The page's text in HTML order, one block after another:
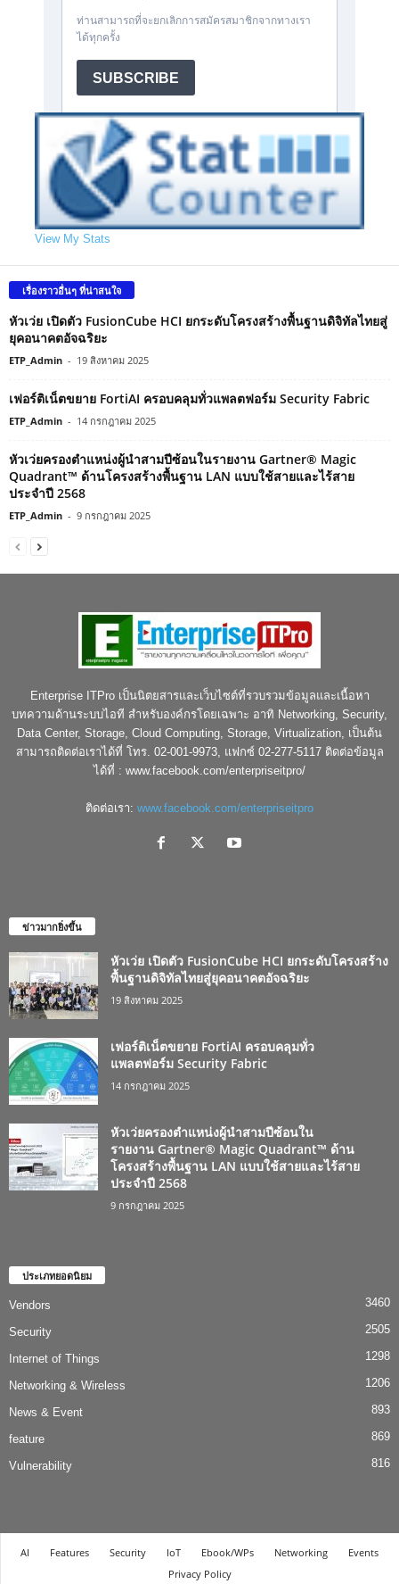
View My Stats
เรื่องราวอื่นๆ ที่น่าสนใจ
หัวเว่ย เปิดตัว FusionCube HCI ยกระดับโครงสร้างพื้นฐานดิจิทัลไทยสู่
ยุคอนาคตอัจฉริยะ
ETP_Admin - 19 สิงหาคม 2025
เฟอร์ติเน็ตขยาย FortiAI ครอบคลุมทั่วแพลตฟอร์ม Security Fabric
ETP_Admin - 14 กรกฎาคม 2025
หัวเว่ยครองตำแหน่งผู้นำสามปีซ้อนในรายงาน Gartner® Magic
Quadrant™ ด้านโครงสร้างพื้นฐาน LAN แบบใช้สายและไร้สาย
ประจำปี 2568
ETP_Admin - 9 กรกฎาคม 2025
Enterprise ITPro เป็นนิตยสารและเว็บไซต์ที่รวบรวมข้อมูลและเนื้อหา
บทความด้านระบบไอที สำหรับองค์กรโดยเฉพาะ อาทิ Networking, Security,
Data Center, Storage, Cloud Computing, Storage, Virtualization, เป็นต้น
สามารถติดต่อเราได้ที่ โทร. 02-001-9973, แฟกซ์ 02-277-5117 ติดต่อข้อมูล
ได้ที่ : www.facebook.com/enterpriseitpro/
ติดต่อเรา: www.facebook.com/enterpriseitpro
ข่าวมากยิ่งขึ้น
หัวเว่ย เปิดตัว FusionCube HCI ยกระดับโครงสร้าง
พื้นฐานดิจิทัลไทยสู่ยุคอนาคตอัจฉริยะ
19 สิงหาคม 2025
เฟอร์ติเน็ตขยาย FortiAI ครอบคลุมทั่ว
แพลตฟอร์ม Security Fabric
14 กรกฎาคม 2025
หัวเว่ยครองตำแหน่งผู้นำสามปีซ้อนใน
รายงาน Gartner® Magic Quadrant™ ด้าน
โครงสร้างพื้นฐาน LAN แบบใช้สายและไร้สาย
ประจำปี 2568
9 กรกฎาคม 2025
ประเภทยอดนิยม
Vendors 3460
Security 2505
Internet of Things 1298
Networking & Wireless 1206
News & Event 893
feature 869
Vulnerability 816
AI Features Security IoT Ebook/WPs Networking
Events
Privacy Policy